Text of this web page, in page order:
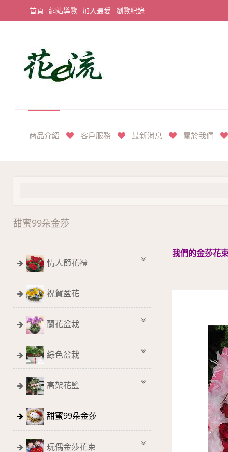
首頁 網站導覽 加入最愛 瀏覽紀錄
商品介紹 客戶服務 最新消息 關於我們
甜蜜99朵金莎
情人節花禮
祝賀盆花
蘭花盆栽
綠色盆栽
高架花籃
甜蜜99朵金莎
玩偶金莎花束
我們的金莎花